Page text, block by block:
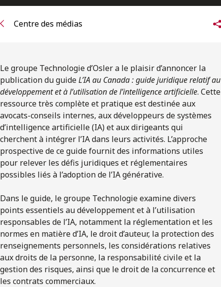
Centre des médias
Le groupe Technologie d’Osler a le plaisir d’annoncer la
publication du guideL’IA au Canada : guide juridique relatif au
développement et à l’utilisation de l’intelligence artificielle. Cette
ressource très complète et pratique est destinée aux
avocats-conseils internes, aux développeurs de systèmes
d’intelligence artificielle (IA) et aux dirigeants qui
cherchent à intégrer l’IA dans leurs activités. L’approche
prospective de ce guide fournit des informations utiles
pour relever les défis juridiques et réglementaires
possibles liés à l’adoption de l’IA générative.
Dans le guide, le groupe Technologie examine divers
points essentiels au développement et à l’utilisation
responsables de l’IA, notamment la réglementation et les
normes en matière d’IA, le droit d’auteur, la protection des
renseignements personnels, les considérations relatives
aux droits de la personne, la responsabilité civile et la
gestion des risques, ainsi que le droit de la concurrence et
les contrats commerciaux.